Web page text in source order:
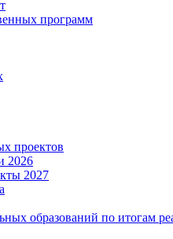
программ
проектов
2026
2027
образований по итогам